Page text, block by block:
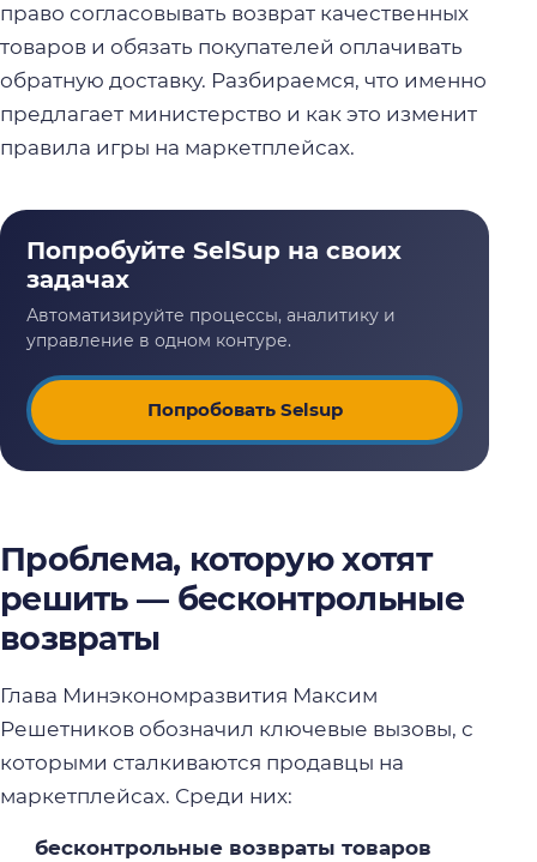
право согласовывать возврат качественных
товаров и обязать покупателей оплачивать
обратную доставку. Разбираемся, что именно
предлагает министерство и как это изменит
правила игры на маркетплейсах.
Попробовать Selsup
Проблема, которую хотят
решить — бесконтрольные
возвраты
Глава Минэкономразвития Максим
Решетников обозначил ключевые вызовы, с
которыми сталкиваются продавцы на
маркетплейсах. Среди них:
бесконтрольные возвраты товаров